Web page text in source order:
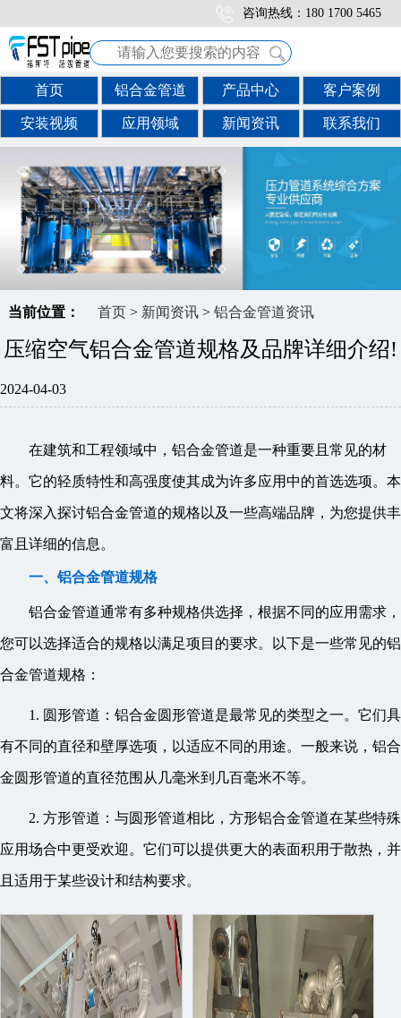
咨询热线：180 1700 5465
首页 铝合金管道 产品中心 客户案例
安装视频 应用领域 新闻资讯 联系我们
当前位置： 首页> 新闻资讯> 铝合金管道资讯
压缩空气铝合金管道规格及品牌详细介绍!
2024-04-03
在建筑和工程领域中，铝合金管道是一种重要且常见的材
料。它的轻质特性和高强度使其成为许多应用中的首选选项。本
文将深入探讨铝合金管道的规格以及一些高端品牌，为您提供丰
富且详细的信息。
一、铝合金管道规格
铝合金管道通常有多种规格供选择，根据不同的应用需求，
您可以选择适合的规格以满足项目的要求。以下是一些常见的铝
合金管道规格：
1. 圆形管道：铝合金圆形管道是最常见的类型之一。它们具
有不同的直径和壁厚选项，以适应不同的用途。一般来说，铝合
金圆形管道的直径范围从几毫米到几百毫米不等。
2. 方形管道：与圆形管道相比，方形铝合金管道在某些特殊
应用场合中更受欢迎。它们可以提供更大的表面积用于散热，并
且适用于某些设计和结构要求。